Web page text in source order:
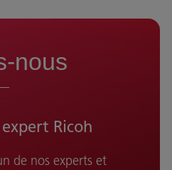
nous
Ricoh
de nos experts et